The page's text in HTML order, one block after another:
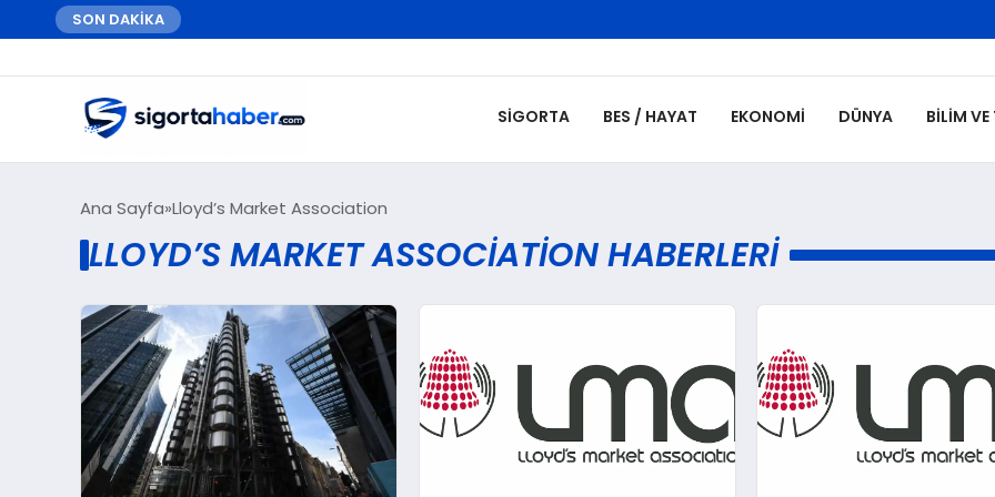
SON DAKİKA
SIGORTA BES / HAYAT EKONOMI DÜNYA BILIM
Ana Sayfa Lloyd’s Market Association
LLOYD’S MARKET ASSOCIATION HABERLERI